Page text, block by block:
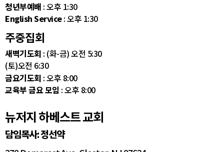
청년부예배 : 오후 1:30
English Service: 오후 1:30
주중집회
새벽기도회 : (화-금) 오전 5:30
(토)오전 6:30
금요기도회 : 오후 8:00
교육부 금요 모임 : 오후 8:00
뉴저지 하베스트 교회
담임목사: 정선약